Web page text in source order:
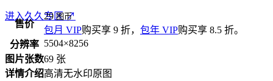
进入久久专区↗
售价
29图币
包月 VIP购买享 9 折， 包年 VIP购买享 8.5 折。
分辨率 5504×8256
图片张数69 张
详情介绍高清无水印原图